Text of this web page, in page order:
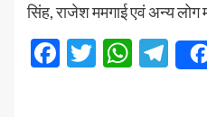
सिंह, राजेश ममगाई एवं अन्य लोग
Facebook
Twitter